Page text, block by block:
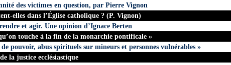
des victimes en question, par Pierre Vignon
elles dans l’Église catholique ? (P. Vignon)
et agir. Une opinion d’Ignace Berten
touche à la fin de la monarchie pontificale »
pouvoir, abus spirituels sur mineurs et personnes vulnérables »
la justice ecclésiastique